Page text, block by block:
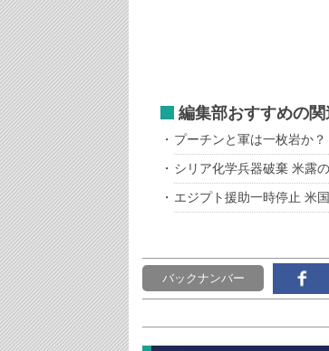
編集部おすすめの
プーチンと軍は一枚岩か
シリア化学兵器破棄 米露
エジプト援助一時停止 米
バックナンバー